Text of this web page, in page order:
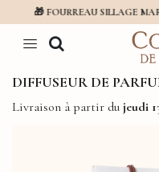
🎁 FOURREAU SILLAGE
DIFFUSEUR DE
Livraison à partir du jeudi